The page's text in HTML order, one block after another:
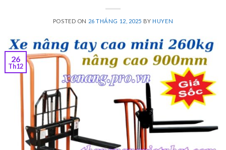
POSTED ON 26 THÁNG 12, 2025 BYHUYEN
26
Th12